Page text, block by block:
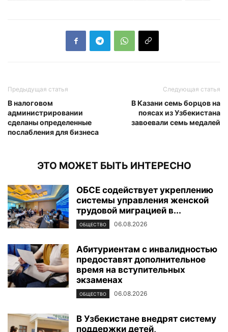
Предыдущая статья
В налоговом
администрировании
сделаны определенные
послабления для бизнеса
Следующая статья
В Казани семь борцов на
поясах из Узбекистана
завоевали семь медалей
ЭТО МОЖЕТ БЫТЬ ИНТЕРЕСНО
ОБСЕ содействует укреплению
системы управления женской
трудовой миграцией в...
ОБЩЕСТВО 06.08.2026
Абитуриентам с инвалидностью
предоставят дополнительное
время на вступительных
экзаменах
ОБЩЕСТВО 06.08.2026
В Узбекистане внедрят систему
поддержки детей,